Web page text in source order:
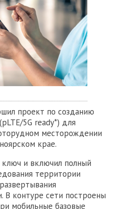
проект по созданию
5G ready*) для
месторождении
крае.
и включил полный
территории
В контуре сети построены
мобильные базовые